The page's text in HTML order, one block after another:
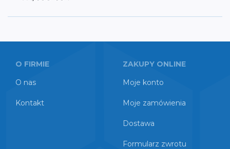
O FIRMIE
O nas
Kontakt
ZAKUPY ONLINE
Moje konto
Moje zamówienia
Dostawa
Formularz zwrotu